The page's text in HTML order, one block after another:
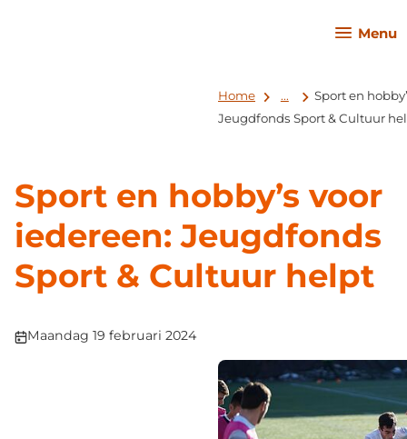
Menu
Home ...
Sport en
Jeugdfonds Sport & Cultuur
Sport en hobby’s voor
iedereen: Jeugdfonds
Sport & Cultuur helpt
Publicatiedatum:
Maandag 19 februari 2024